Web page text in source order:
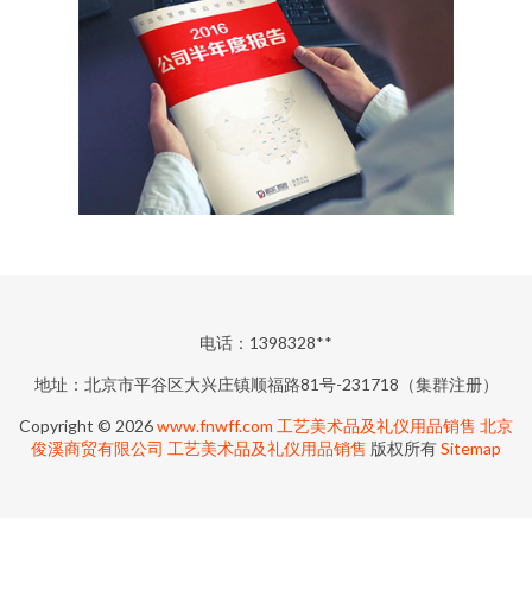
电话：1398328**
地址：北京市平谷区大兴庄镇顺福路81号-231718（集群注册）
Copyright © 2026www.fnwff.com 工艺美术品及礼仪用品销售 北京
俊溪商贸有限公司 工艺美术品及礼仪用品销售 版权所有Sitemap